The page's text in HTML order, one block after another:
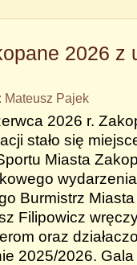
2026 z
Pajek
2026 r.
stało się
Miasta
Burmistrz
Filipowicz
oraz
2025/2026. Gala